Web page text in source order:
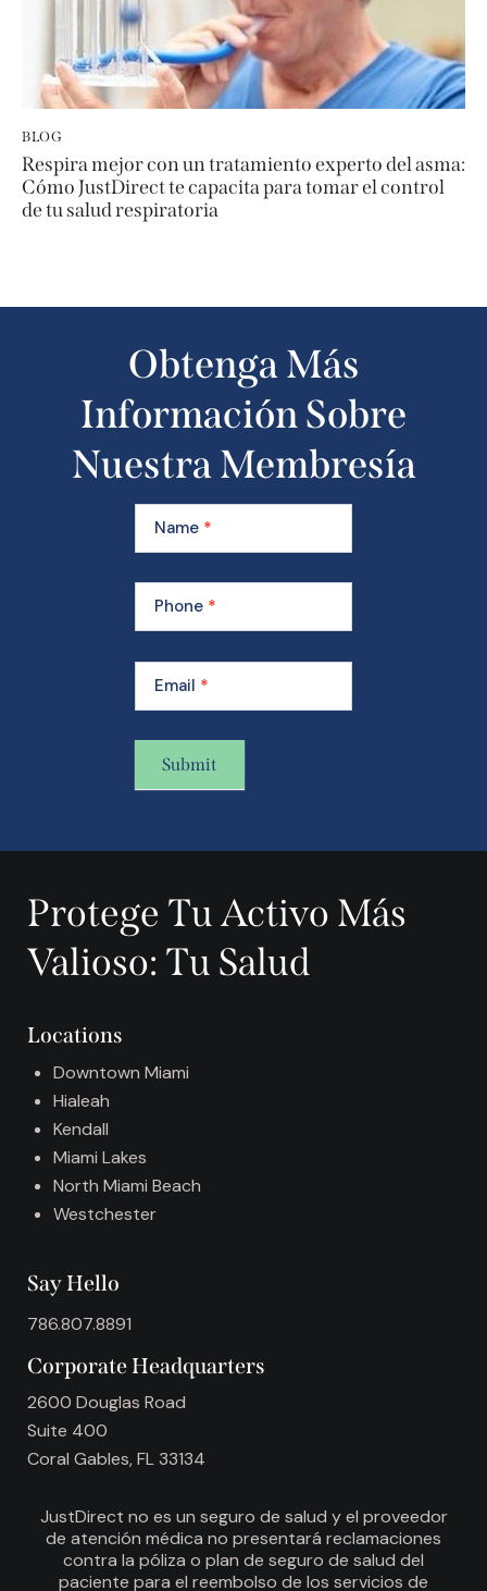
BLOG
Respira mejor con un tratamiento experto del asma:
Cómo JustDirect te capacita para tomar el control
de tu salud respiratoria
Obtenga Más
Información Sobre
Nuestra Membresía
Learn
More
About
Our
Membership
Name *
Phone *
Email *
Submit
l
e
r
n
v
Protege Tu Activo Más
Valioso: Tu Salud
Locations
Downtown Miami
Hialeah
Kendall
Miami Lakes
North Miami Beach
Westchester
Say Hello
786.807.8891
Corporate Headquarters
2600 Douglas Road
Suite 400
Coral Gables, FL 33134
JustDirect no es un seguro de salud y el proveedor
de atención médica no presentará reclamaciones
contra la póliza o plan de seguro de salud del
paciente para el reembolso de los servicios de